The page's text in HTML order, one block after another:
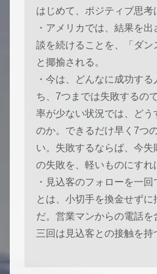
はじめて、ポジティブ思考
・アメリカでは、結果を
談を続けることを、「ダン
と揶揄される。
・今は、どんなに成功する
ち、7つまでは失敗するの
率が少ない状況では、どう
のか。できるだけ早く7つ
い。失敗するならば、今失
の失敗を、軽いものにすれ
・見込客のフォローを一回
とは、小切手を換金せず
だ。営業マンからの電話を
三回は見込客との接触を持